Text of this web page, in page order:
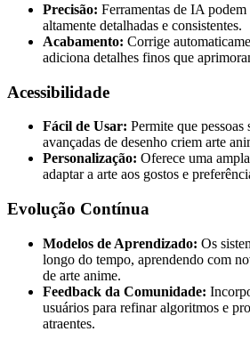
Precisão: Ferramentas de IA
altamente detalhadas e consistentes.
Acabamento: Corrige
adiciona detalhes finos que
Acessibilidade
Fácil de Usar: Permite que pessoas
avançadas de desenho criem arte
Personalização: Oferece uma
adaptar a arte aos gostos e
Evolução Contínua
Modelos de Aprendizado: Os
longo do tempo, aprendendo com
de arte anime.
Feedback da Comunidade:
usuários para refinar algoritmos e
atraentes.